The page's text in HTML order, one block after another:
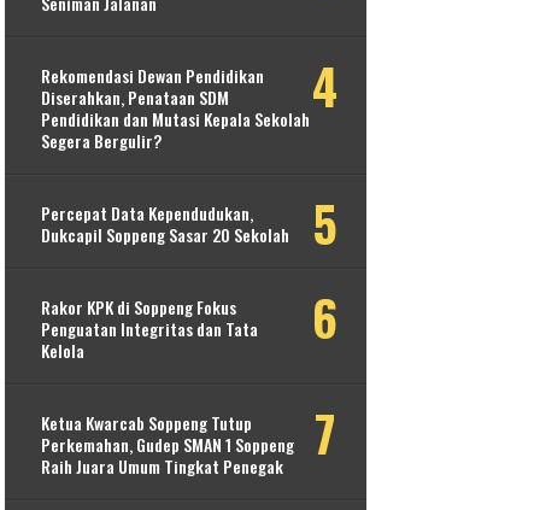
Rekomendasi Dewan Pendidikan
Diserahkan, Penataan SDM
Pendidikan dan Mutasi Kepala Sekolah
Segera Bergulir?
Percepat Data Kependudukan,
Dukcapil Soppeng Sasar 20 Sekolah
Rakor KPK di Soppeng Fokus
Penguatan Integritas dan Tata
Kelola
Ketua Kwarcab Soppeng Tutup
Perkemahan, Gudep SMAN 1 Soppeng
Raih Juara Umum Tingkat Penegak